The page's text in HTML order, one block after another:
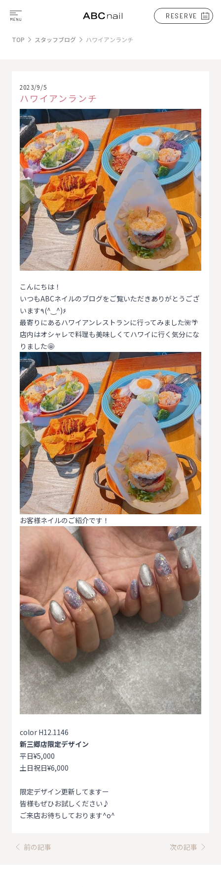
RESERVE
TOP スタッフブログ ハワイアンランチ
2023/9/5
ハワイアンランチ
こんにちは！
いつもABCネイルのブログをご覧いただきありがとうござ
います٩(^‿^)۶
最寄りにあるハワイアンレストランに行ってみました🌺🌴
店内はオシャレで料理も美味しくてハワイに行く気分にな
りました🤩
お客様ネイルのご紹介です！
color H12.1146
新三郷店限定デザイン
平日¥5,000
土日祝日¥6,000
限定デザイン更新してますー
皆様もぜひお試しください♪
ご来店お待ちしております^o^
前の記事 次の記事